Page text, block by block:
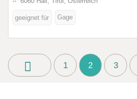
geeignet für Gage
1 2 3